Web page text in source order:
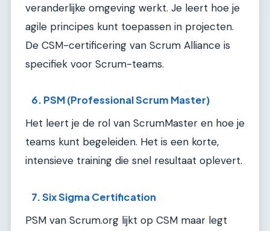
veranderlijke omgeving werkt. Je leert hoe je
agile principes kunt toepassen in projecten.
De CSM-certificering van Scrum Alliance is
specifiek voor Scrum-teams.
6. PSM (Professional Scrum Master)
Het leert je de rol van ScrumMaster en hoe je
teams kunt begeleiden. Het is een korte,
intensieve training die snel resultaat oplevert.
7. Six Sigma Certification
PSM van Scrum.org lijkt op CSM maar legt